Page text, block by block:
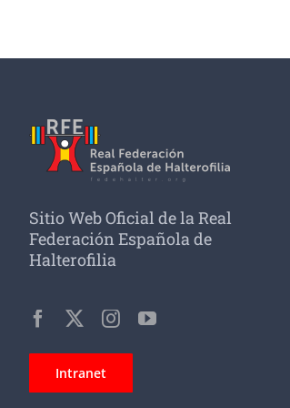
Sitio Web Oficial de la Real
Federación Española de
Halterofilia
Intranet